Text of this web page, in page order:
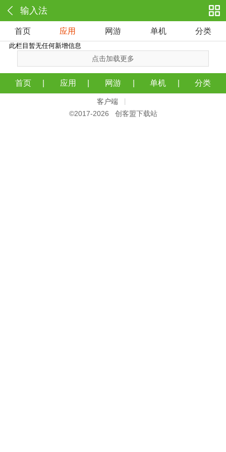
输入法
首页 应用 网游 单机 分类
此栏目暂无任何新增信息
点击加载更多
首页 应用 网游 单机 分类
客户端
©2017-2026 创客盟下载站